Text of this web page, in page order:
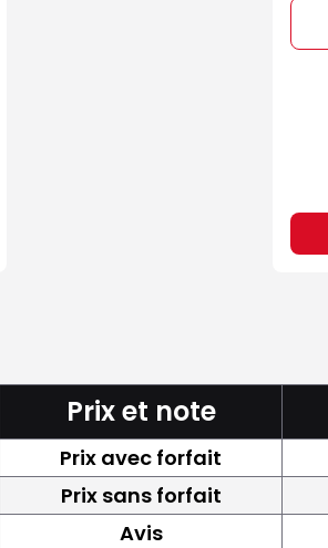
Prix et note
Prix avec forfait
Prix sans forfait
Avis